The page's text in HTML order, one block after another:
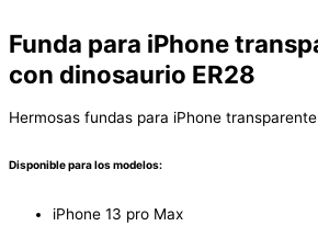
Funda para iPhone
con dinosaurio ER28
Hermosas fundas para iPhone
Disponible para los modelos:
iPhone 13 pro Max